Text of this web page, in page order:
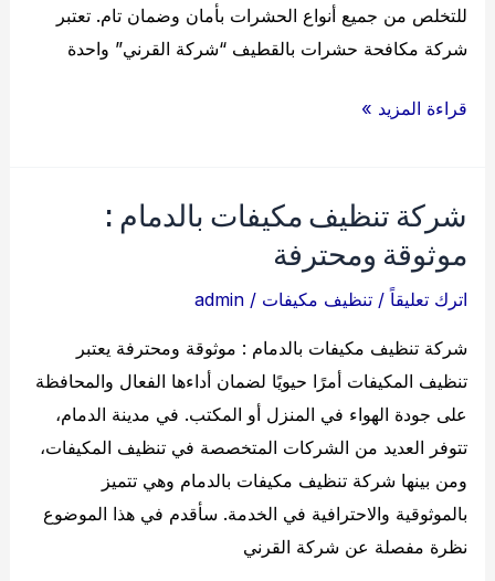
للتخلص من جميع أنواع الحشرات بأمان وضمان تام. تعتبر
شركة مكافحة حشرات بالقطيف “شركة القرني” واحدة
مكافحة
قراءة المزيد »
شركة تنظيف مكيفات بالدمام :
موثوقة ومحترفة
اترك تعليقاً /تنظيف مكيفات /
admin
شركة تنظيف مكيفات بالدمام : موثوقة ومحترفة يعتبر
تنظيف المكيفات أمرًا حيويًا لضمان أداءها الفعال والمحافظة
على جودة الهواء في المنزل أو المكتب. في مدينة الدمام،
تتوفر العديد من الشركات المتخصصة في تنظيف المكيفات،
ومن بينها شركة تنظيف مكيفات بالدمام وهي تتميز
بالموثوقية والاحترافية في الخدمة. سأقدم في هذا الموضوع
نظرة مفصلة عن شركة القرني